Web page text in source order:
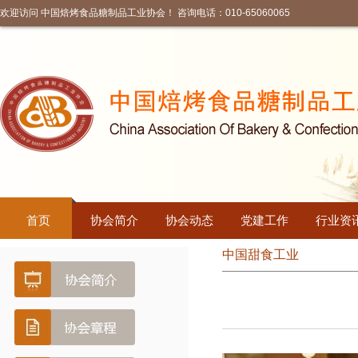
欢迎访问 中国焙烤食品糖制品工业协会！ 咨询电话：010-65060065
首页 协会简介 协会动态 党建工作 行业资
中国甜食工业